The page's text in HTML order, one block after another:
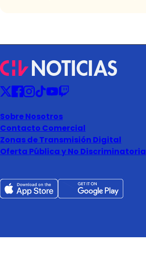
Sobre Nosotros
Contacto Comercial
Zonas de Transmisión Digital
Oferta Pública y No Discriminatoria